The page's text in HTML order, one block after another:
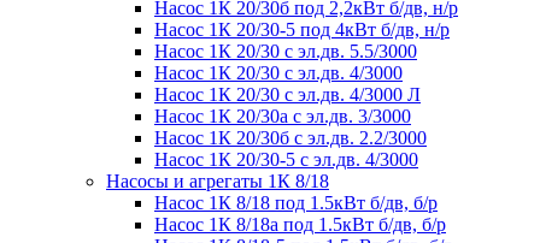
Насос 1К 20/30б под 2,2кВт б/дв, н/р
Насос 1К 20/30-5 под 4кВт б/дв, н/р
Насос 1К 20/30 с эл.дв. 5.5/3000
Насос 1К 20/30 с эл.дв. 4/3000
Насос 1К 20/30 с эл.дв. 4/3000 Л
Насос 1К 20/30а с эл.дв. 3/3000
Насос 1К 20/30б с эл.дв. 2.2/3000
Насос 1К 20/30-5 с эл.дв. 4/3000
Насосы и агрегаты 1К 8/18
Насос 1К 8/18 под 1.5кВт б/дв, б/р
Насос 1К 8/18а под 1.5кВт б/дв, б/р